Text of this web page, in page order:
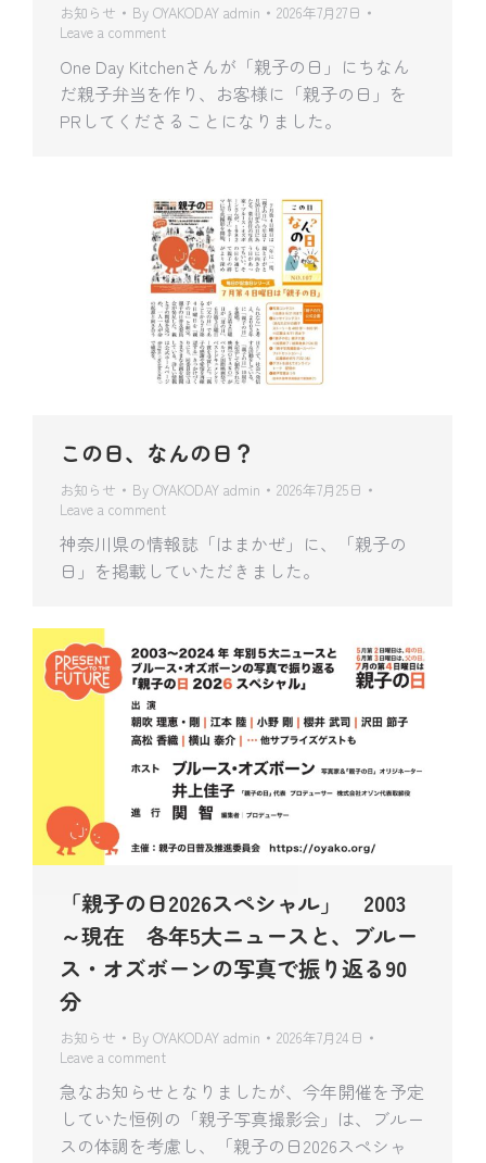
お知らせ By OYAKODAY admin
2026年7月27日
Leave a comment
One Day Kitchenさんが「親子の日」にちなん
だ親子弁当を作り、お客様に「親子の日」を
PRしてくださることになりました。
この日、なんの日？
お知らせ By OYAKODAY admin
2026年7月25日
Leave a comment
神奈川県の情報誌「はまかぜ」に、「親子の
日」を掲載していただきました。
「親子の日2026スペシャル」 2003
～現在 各年5大ニュースと、ブルー
ス・オズボーンの写真で振り返る90
分
お知らせ By OYAKODAY admin
2026年7月24日
Leave a comment
急なお知らせとなりましたが、今年開催を予定
していた恒例の「親子写真撮影会」は、ブルー
スの体調を考慮し、「親子の日2026スペシャ